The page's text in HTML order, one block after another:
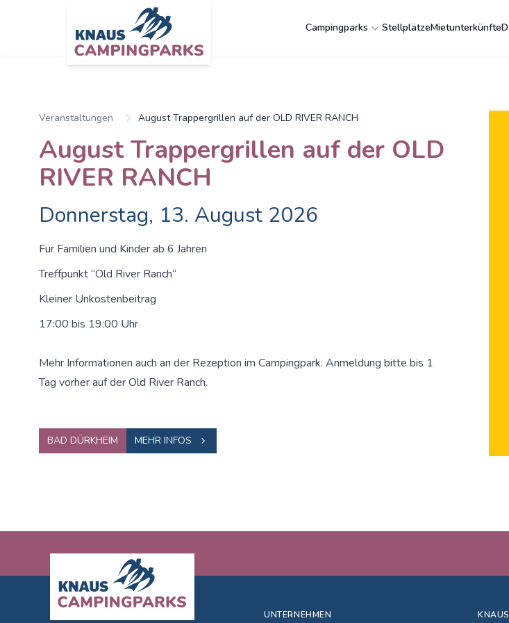
Zum Hauptinhalt springen
Campingparks StellplätzeMietunterkünfte
Veranstaltungen August Trappergrillen auf der OLD RIVER RANCH
August Trappergrillen auf der OLD
RIVER RANCH
Donnerstag, 13. August 2026
Für Familien und Kinder ab 6 Jahren
Treffpunkt “Old River Ranch“
Kleiner Unkostenbeitrag
17:00 bis 19:00 Uhr
Mehr Informationen auch an der Rezeption im Campingpark. Anmeldung bitte bis 1
Tag vorher auf der Old River Ranch.
BAD DÜRKHEIM MEHR INFOS
UNTERNEHMEN